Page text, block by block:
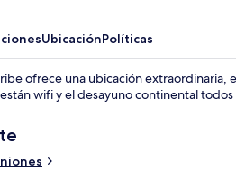
UbicaciónPolíticas
ofrece una ubicación extraordinaria,
wifi y el desayuno continental